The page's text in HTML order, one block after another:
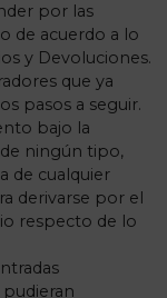
por las
de acuerdo a lo
y Devoluciones.
que ya
pasos a seguir.
bajo la
ningún tipo,
de cualquier
derivarse por el
respecto de lo